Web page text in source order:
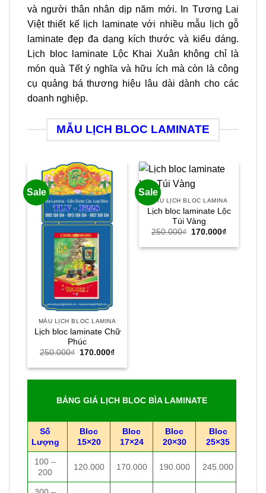
và người thân nhân dịp năm mới. In Tương Lai
Việt thiết kế lịch laminate với nhiều mẫu lịch gỗ
laminate đẹp đa dạng kích thước và kiểu dáng.
Lịch bloc laminate Lộc Khai Xuân không chỉ là
món quà Tết ý nghĩa và hữu ích mà còn là công
cụ quảng bá thương hiệu lâu dài dành cho các
doanh nghiệp.
MẪU LỊCH BLOC LAMINATE
Sale
MẪU LỊCH BLOC LAMINA
Lịch bloc laminate Chữ
Phúc
250.000₫
Giá
là:
170.000₫Giá
tại
Sale
MẪU LỊCH BLOC LAMINA
Lịch bloc laminate Lộc
Túi Vàng
250.000₫
Giá
là:
170.000₫Giá
tại
BẢNG GIÁ LỊCH BLOC BÌA LAMINATE
Số
Lượng
Bloc
15×20
Bloc
17×24
Bloc
20×30
Bloc
25×35
100 –
200
120.000 170.000 190.000 245.000